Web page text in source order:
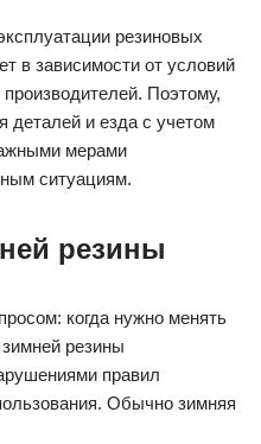
резиновых
в зависимости от условий
Поэтому,
деталей и езда с учетом
мерами
ситуациям.
резины
когда нужно менять
резины
правил
Обычно зимняя